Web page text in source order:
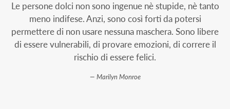
Le persone dolci non sono ingenue nè stupide, nè tanto
meno indifese. Anzi, sono così forti da potersi
permettere di non usare nessuna maschera. Sono libere
di essere vulnerabili, di provare emozioni, di correre il
rischio di essere felici.
Marilyn Monroe